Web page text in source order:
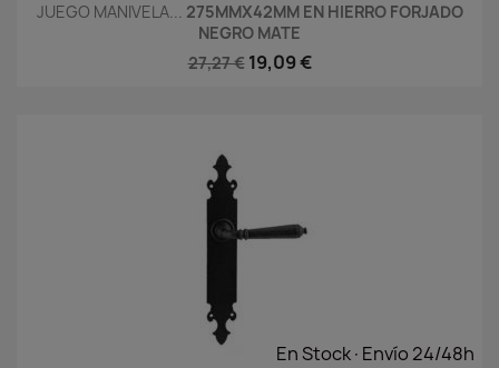
JUEGO MANIVELA... 275MMX42MM EN HIERRO FORJADO
NEGRO MATE
27,27 € 19,09 €
En Stock·Envío 24/48h